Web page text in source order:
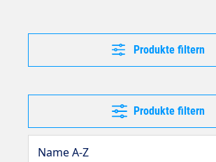
Produkte filtern
Produkte filtern